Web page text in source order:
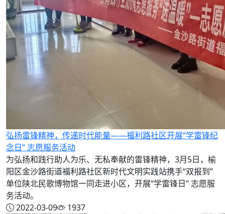
弘扬雷锋精神，传递时代能量——福利路社区开展“学雷锋纪
念日” 志愿服务活动
为弘扬和践行助人为乐、无私奉献的雷锋精神，3月5日，榆
阳区金沙路街道福利路社区新时代文明实践站携手“双报到”
单位陕北民歌博物馆一同走进小区，开展“学雷锋日” 志愿服
务活动。
2022-03-09
1937